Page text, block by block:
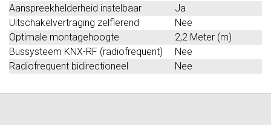
Aanspreekhelderheid instelbaar
Ja
Uitschakelvertraging zelflerend
Nee
Optimale montagehoogte
2,2 Meter (m)
Bussysteem KNX-RF (radiofrequent)
Nee
Radiofrequent bidirectioneel
Nee